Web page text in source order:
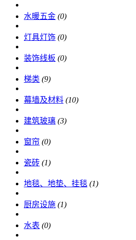
水暖五金 (0)
灯具灯饰 (0)
装饰线板 (0)
梯类 (9)
幕墙及材料 (10)
建筑玻璃 (3)
窗帘 (0)
瓷砖 (1)
地毯、地垫、挂毯 (1)
厨房设施 (1)
水表 (0)